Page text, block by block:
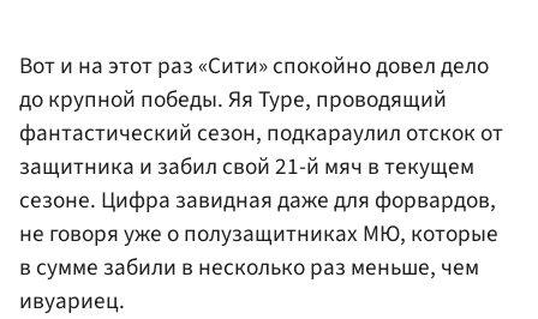
Вот и на этот раз «Сити» спокойно довел дело
до крупной победы. Яя Туре, проводящий
фантастический сезон, подкараулил отскок от
защитника и забил свой 21-й мяч в текущем
сезоне. Цифра завидная даже для форвардов,
не говоря уже о полузащитниках МЮ, которые
в сумме забили в несколько раз меньше, чем
ивуариец.